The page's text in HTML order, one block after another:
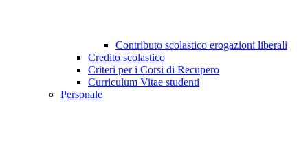
Contributo scolastico erogazioni liberali
Credito scolastico
Criteri per i Corsi di Recupero
Curriculum Vitae studenti
Personale